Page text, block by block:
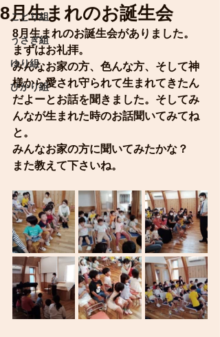
ことり組
うさぎ組
ゆり組
ひかり組
8月生まれのお誕生会
8月生まれのお誕生会がありました。
まずはお礼拝。
みんなお家の方、色んな方、そして神
様から愛され守られて生まれてきたん
だよーとお話を聞きました。そしてみ
んなが生まれた時のお話聞いてみてね
と。
みんなお家の方に聞いてみたかな？
また教えて下さいね。